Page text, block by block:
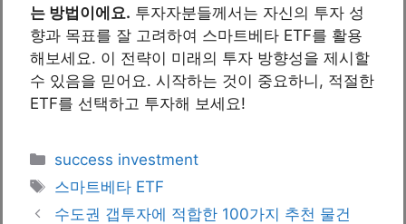
는 방법이에요. 투자자분들께서는 자신의 투자 성
향과 목표를 잘 고려하여 스마트베타 ETF를 활용
해보세요. 이 전략이 미래의 투자 방향성을 제시할
수 있음을 믿어요. 시작하는 것이 중요하니, 적절한
ETF를 선택하고 투자해 보세요!
Categories
success investment
Tags
스마트베타 ETF
수도권 갭투자에 적합한 100가지 추천 물건